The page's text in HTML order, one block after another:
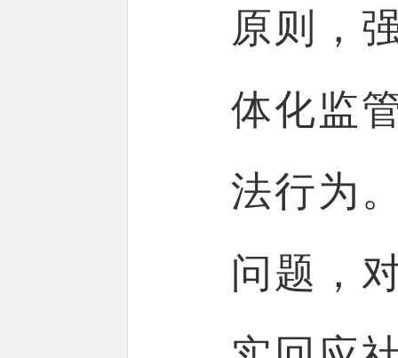
原则，
体化监
法行为
问题，